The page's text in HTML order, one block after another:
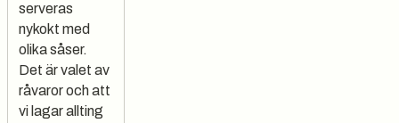
serveras
nykokt med
olika såser.
Det är valet av
råvaror och att
vi lagar allting